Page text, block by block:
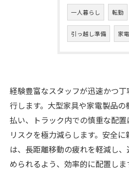
一人暮らし 転勤
引っ越し準備 家電
経験豊富なスタッフが迅速かつ
行します。大型家具や家電製品
払い、トラック内での慎重な配
リスクを極力減らします。安全
は、長距離移動の疲れを軽減し
められるよう、効率的に配置し